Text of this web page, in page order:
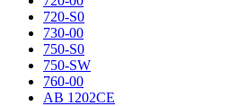
720-S0
730-00
750-S0
750-SW
760-00
AB 1202CE